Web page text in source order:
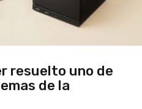
resuelto uno de
de la